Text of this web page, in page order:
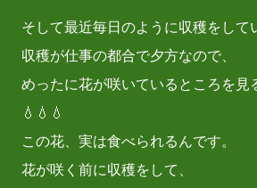
そして最近毎日のように収穫をして
収穫が仕事の都合で夕方なので、
めったに花が咲いているところを見
💧💧💧
この花、実は食べられるんです。
花が咲く前に収穫をして、